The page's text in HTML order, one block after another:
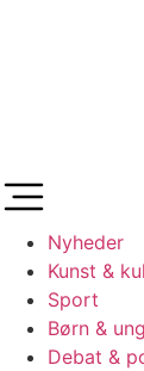
Nyheder
Kunst &
Sport
Børn &
Debat &